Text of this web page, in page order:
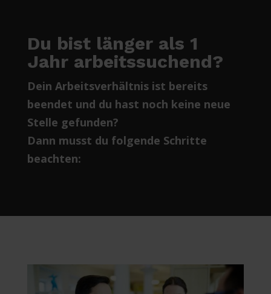
Du bist länger als 1
Jahr arbeitssuchend?
Dein Arbeitsverhältnis ist bereits
beendet und du hast noch keine neue
Stelle gefunden?
Dann musst du folgende Schritte
beachten: